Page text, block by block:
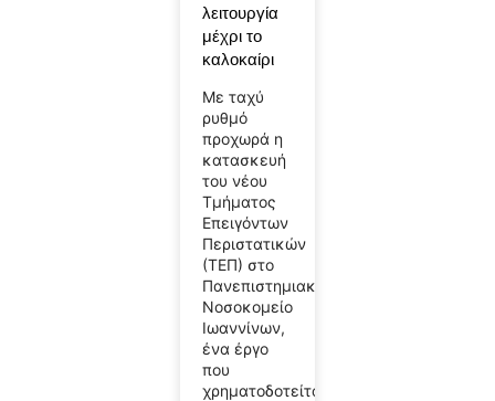
λειτουργία
μέχρι το
καλοκαίρι
Με ταχύ
ρυθμό
προχωρά η
κατασκευή
του νέου
Τμήματος
Επειγόντων
Περιστατικών
(ΤΕΠ) στο
Πανεπιστημιακό
Νοσοκομείο
Ιωαννίνων,
ένα έργο
που
χρηματοδοτείται